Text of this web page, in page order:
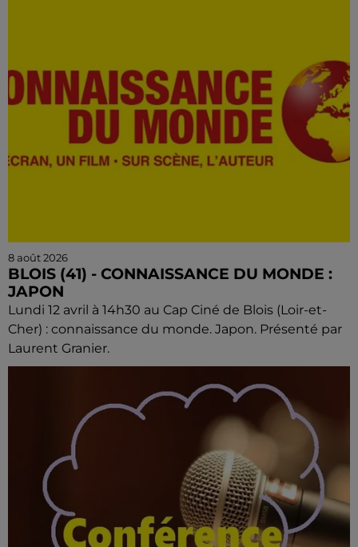
8 août 2026
BLOIS (41) - CONNAISSANCE DU MONDE :
JAPON
Lundi 12 avril à 14h30 au Cap Ciné de Blois (Loir-et-
Cher) : connaissance du monde. Japon. Présenté par
Laurent Granier.